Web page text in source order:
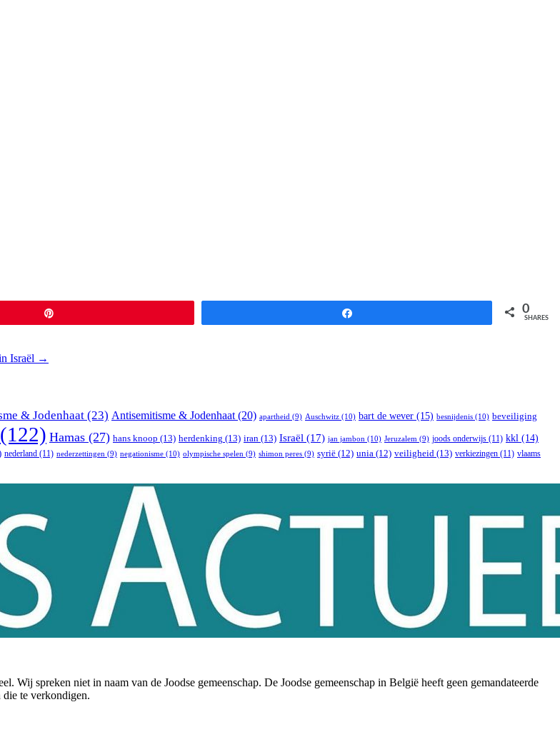
0
SHARES
Israël →
& Jodenhaat (23) Antisemitisme & Jodenhaat (20) apartheid (9) Auschwitz (10) bart de wever (15) besnijdenis (10) beveiliging
(122) Hamas (27) hans knoop (13) herdenking (13) iran (13) Israël (17) jan jambon (10) Jeruzalem (9) joods onderwijs (11) kkl (14)
nederland (11) nederzettingen (9) negationisme (10) olympische spelen (9) shimon peres (9) syrië (12) unia (12) veiligheid (13) verkiezingen (11) vlaams
Wij spreken niet in naam van de Joodse gemeenschap. De Joodse gemeenschap in België heeft geen gemandateerde
te verkondigen.